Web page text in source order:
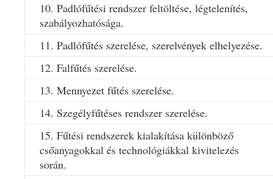
10. Padlófűtési rendszer feltöltése, légtelenítés,
szabályozhatósága.
11. Padlófűtés szerelése, szerelvények elhelyezése.
12. Falfűtés szerelése.
13. Mennyezet fűtés szerelése.
14. Szegélyfűtéses rendszer szerelése.
15. Fűtési rendszerek kialakítása különböző
csőanyagokkal és technológiákkal kivitelezés
során.